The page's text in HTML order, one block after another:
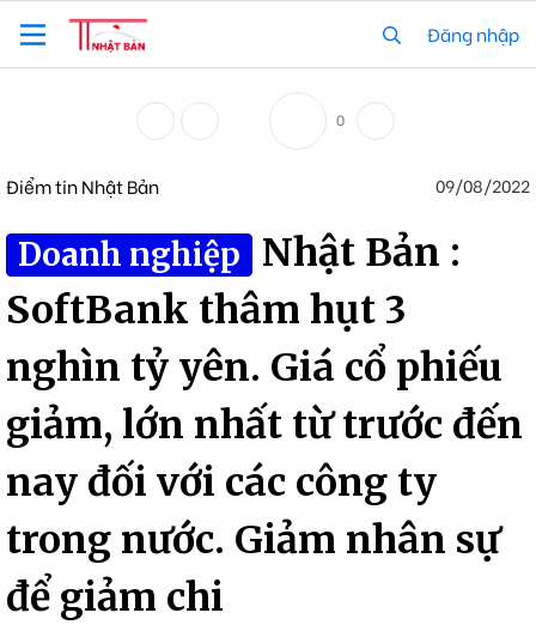
Đăng nhập
0
Điểm tin Nhật Bản 09/08/2022
Doanh nghiệp
Nhật Bản :
SoftBank thâm hụt 3
nghìn tỷ yên. Giá cổ phiếu
giảm, lớn nhất từ trước đến
nay đối với các công ty
trong nước. Giảm nhân sự
để giảm chi